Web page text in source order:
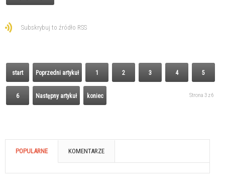
Subskrybuj to źródło RSS
start Poprzedni artykuł 1 2 3 4 5
6 Następny artykuł koniec Strona 3 z 6
POPULARNE KOMENTARZE